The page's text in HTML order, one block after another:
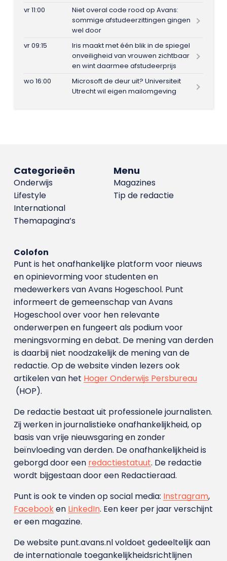
vr 11:00
Niet overal code rood op Avans:
sommige afstudeerzittingen gingen
wel door
vr 09:15
Iris maakt met één blik in de spiegel
onveiligheid van vrouwen zichtbaar
en wint daarmee afstudeerprijs
wo 16:00
Microsoft de deur uit? Universiteit
Utrecht wil eigen mailomgeving
Menu
Magazines
Tip de redactie
Categorieën
Onderwijs
Lifestyle
International
Themapagina’s
Colofon
Punt is het onafhankelijke platform voor nieuws
en opinievorming voor studenten en
medewerkers van Avans Hoge­school. Punt
informeert de gemeenschap van Avans
Hogeschool over voor hen relevante
onderwerpen en fungeert als podium voor
meningsvorming en debat. De mening van derden
is daarbij niet noodzakelijk de mening van de
redactie. Op de website vinden lezers ook
artikelen van het Hoger Onderwijs Persbureau
(HOP).
De redactie bestaat uit professionele journalisten.
Zij werken in journalistieke onafhankelijkheid, op
basis van vrije nieuwsgaring en zonder
beïnvloeding van derden. De onafhankelijkheid is
geborgd door een redactiestatuut. De redactie
wordt bijgestaan door een Redactieraad.
Punt is ook te vinden op social media: Instragram,
Facebooken LinkedIn. Een keer per jaar verschijnt
er een magazine.
De website punt.avans.nl voldoet gedeeltelijk aan
de internationale toegankelijkheidsrichtlijnen